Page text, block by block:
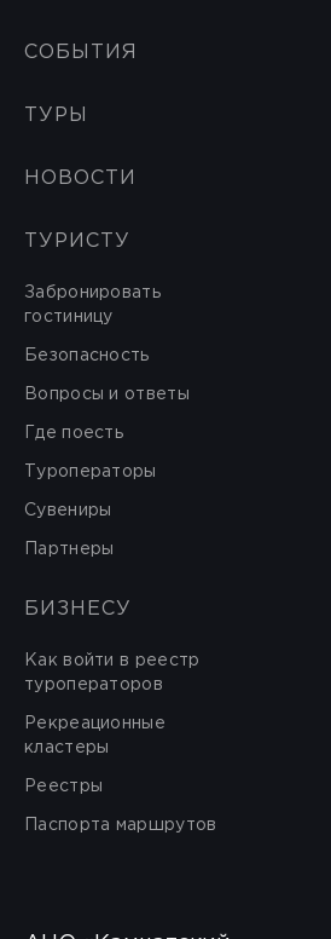
СОБЫТИЯ
ТУРЫ
НОВОСТИ
ТУРИСТУ
Забронировать
гостиницу
Безопасность
Вопросы и ответы
Где поесть
Туроператоры
Сувениры
Партнеры
БИЗНЕСУ
Как войти в реестр
туроператоров
Рекреационные
кластеры
Реестры
Паспорта маршрутов